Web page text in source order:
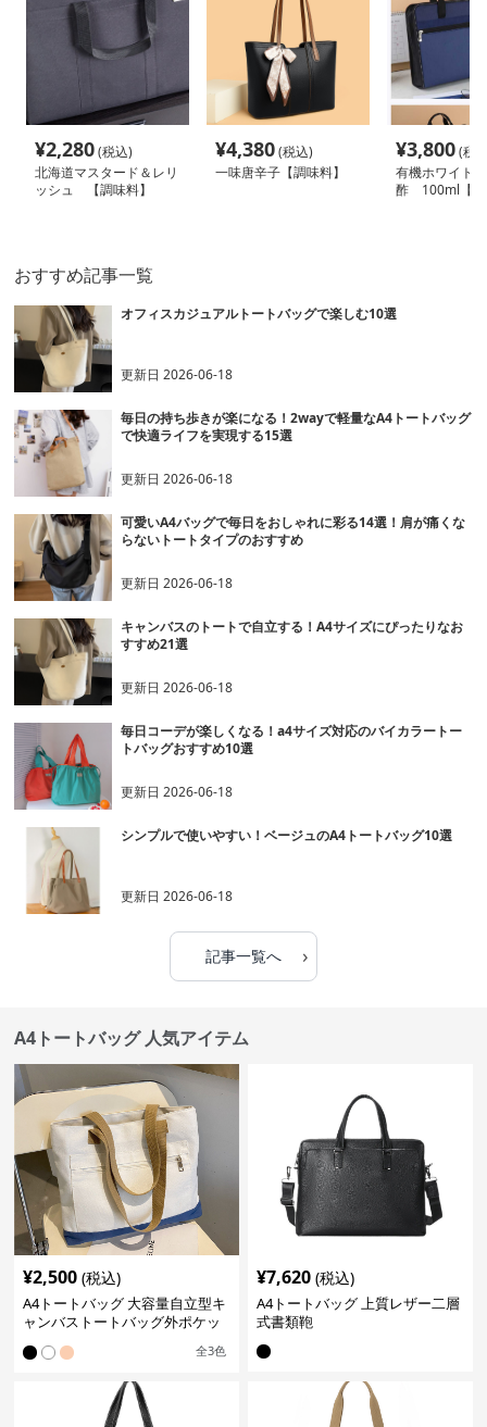
¥2,280(税込)
北海道マスタード＆レリ
ッシュ 【調味料】
¥4,380(税込)
一味唐辛子【調味料】
¥3,800(税
有機ホワイト
酢 100ml【調
おすすめ記事一覧
オフィスカジュアルトートバッグで楽しむ10選
更新日2026-06-18
毎日の持ち歩きが楽になる！2wayで軽量なA4トートバッグ
で快適ライフを実現する15選
更新日2026-06-18
可愛いA4バッグで毎日をおしゃれに彩る14選！肩が痛くな
らないトートタイプのおすすめ
更新日2026-06-18
キャンバスのトートで自立する！A4サイズにぴったりなお
すすめ21選
更新日2026-06-18
毎日コーデが楽しくなる！a4サイズ対応のバイカラートー
トバッグおすすめ10選
更新日2026-06-18
シンプルで使いやすい！ベージュのA4トートバッグ10選
更新日2026-06-18
記事一覧へ ›
A4トートバッグ 人気アイテム
¥2,500 (税込)
A4トートバッグ 大容量自立型キ
ャンバストートバッグ外ポケッ
全3色
¥7,620 (税込)
A4トートバッグ 上質レザー二層
式書類鞄